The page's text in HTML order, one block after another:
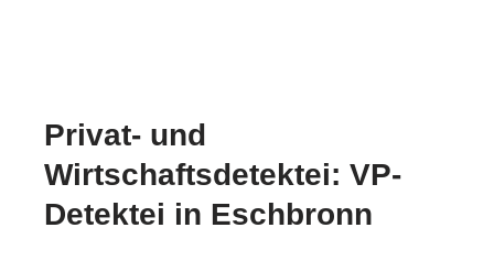
Privat- und
Wirtschaftsdetektei: VP-
Detektei in Eschbronn